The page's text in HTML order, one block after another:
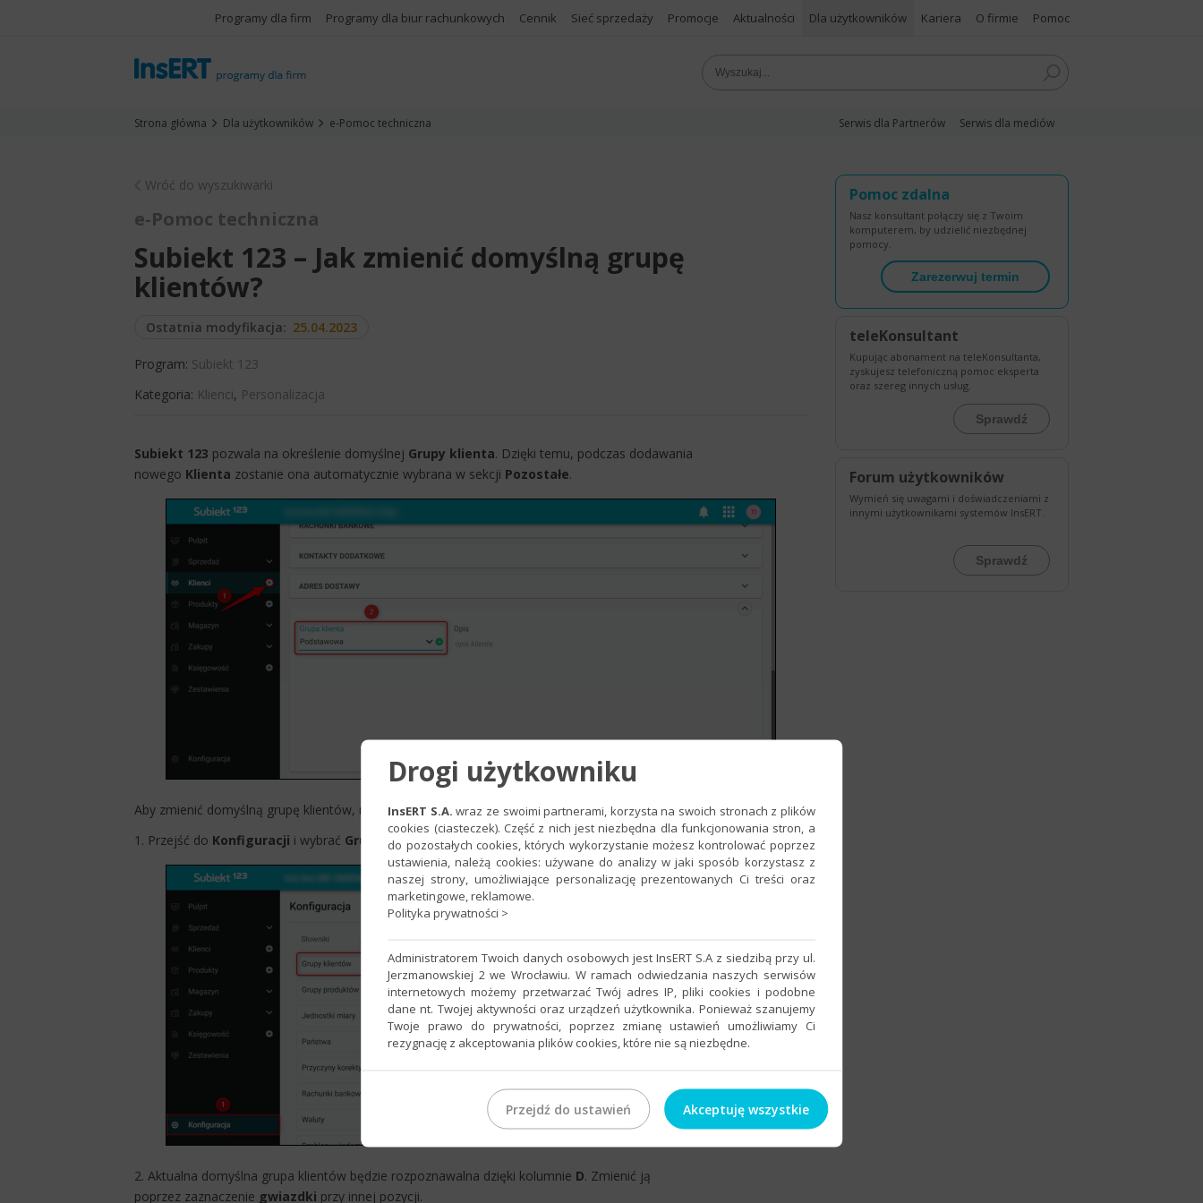
Programy dla firm Programy dla biur rachunkowych Cennik Sieć sprzedaży Promocje Aktualności Dla użytkowników Kariera O firmie Pomoc
Strona główna Dla użytkowników e-Pomoc techniczna Serwis dla Partnerów Serwis dla mediów
Wróć do wyszukiwarki
e-Pomoc techniczna
Subiekt 123 – Jak zmienić domyślną grupę
klientów?
Ostatnia modyfikacja: 25.04.2023
Program: Subiekt 123
Kategoria: Klienci, Personalizacja
Subiekt 123 pozwala na określenie domyślnej Grupy klienta. Dzięki temu, podczas dodawania
nowego Klienta zostanie ona automatycznie wybrana w sekcji Pozostałe.​
Aby zmienić domyślną grupę klientów, należy:
1. Przejść do Konfiguracji i wybrać Grupy klientów.
2. ​Aktualna domyślna grupa klientów będzie rozpoznawalna dzięki kolumnie D. Zmienić ją
poprzez zaznaczenie gwiazdki przy innej pozycji.
Pomoc zdalna
Nasz konsultant połączy się z Twoim
komputerem, by udzielić niezbędnej
pomocy.
Zarezerwuj termin
teleKonsultant
Kupując abonament na teleKonsultanta,
zyskujesz telefoniczną pomoc eksperta
oraz szereg innych usług.
Sprawdź
Forum użytkowników
Wymień się uwagami i doświadczeniami z
innymi użytkownikami systemów InsERT.
Sprawdź
Drogi użytkowniku
InsERT S.A. wraz ze swoimi partnerami, korzysta na swoich stronach z plików
cookies (ciasteczek). Część z nich jest niezbędna dla funkcjonowania stron, a
do pozostałych cookies, których wykorzystanie możesz kontrolować poprzez
ustawienia, należą cookies: używane do analizy w jaki sposób korzystasz z
naszej strony, umożliwiające personalizację prezentowanych Ci treści oraz
marketingowe, reklamowe.
Polityka prywatności >
Administratorem Twoich danych osobowych jest InsERT S.A z siedzibą przy ul.
Jerzmanowskiej 2 we Wrocławiu. W ramach odwiedzania naszych serwisów
internetowych możemy przetwarzać Twój adres IP, pliki cookies i podobne
dane nt. Twojej aktywności oraz urządzeń użytkownika. Ponieważ szanujemy
Twoje prawo do prywatności, poprzez zmianę ustawień umożliwiamy Ci
rezygnację z akceptowania plików cookies, które nie są niezbędne.
Przejdź do ustawień Akceptuję wszystkie